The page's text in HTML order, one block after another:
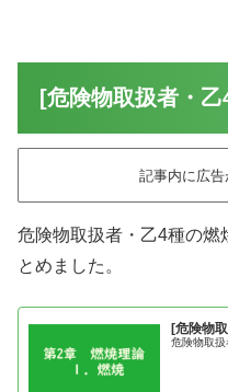
[危険物取扱者・
記事内に広告
危険物取扱者・乙4種の燃
とめました。
[危険物
危険物取扱